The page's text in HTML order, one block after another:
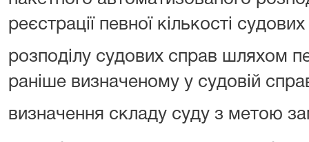
реєстрації певної кількості
розподілу судових справ шляхом
раніше визначеному у судовій
визначення складу суду з метою